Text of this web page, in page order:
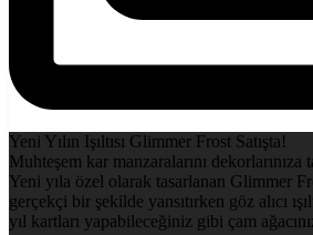
Yeni Yılın Işıltısı Glimmer Frost Satışta!
Muhteşem kar manzaralarını dekorlarınıza
Yeni yıla özel olarak tasarlanan Glimmer
gerçekçi bir şekilde yansıtırken göz alıcı
yıl kartları yapabileceğiniz gibi çam